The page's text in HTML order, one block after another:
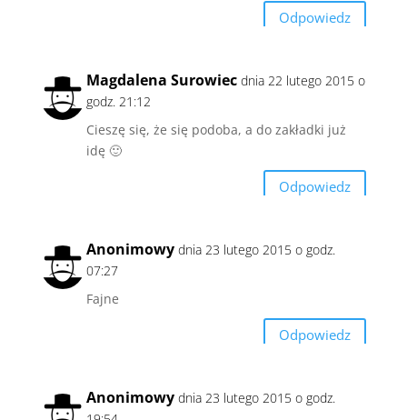
Odpowiedz
Magdalena Surowiec dnia 22 lutego 2015 o
godz. 21:12
Cieszę się, że się podoba, a do zakładki już
idę 🙂
Odpowiedz
Anonimowy dnia 23 lutego 2015 o godz.
07:27
Fajne
Odpowiedz
Anonimowy dnia 23 lutego 2015 o godz.